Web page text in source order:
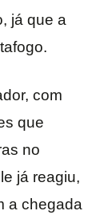
já que a
com
que
no
já reagiu,
a chegada